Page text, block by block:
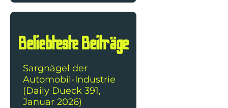
Beliebteste Beiträge
Sargnägel der
Automobil-Industrie
(Daily Dueck 391,
Januar 2026)